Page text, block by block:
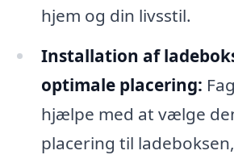
hjem og din livsstil.
Installation af
optimale placering:
hjælpe med at vælge
placering til